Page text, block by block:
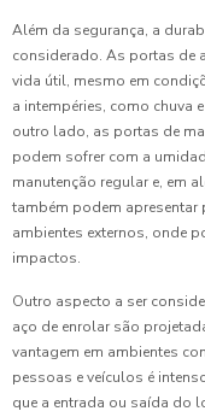
Além da segurança, a
considerado. As portas de
vida útil, mesmo em
a intempéries, como chuva
outro lado, as portas de
podem sofrer com a
manutenção regular e, em
também podem apresentar
ambientes externos, onde
impactos.
Outro aspecto a ser
aço de enrolar são
vantagem em ambientes
pessoas e veículos é
que a entrada ou saída do